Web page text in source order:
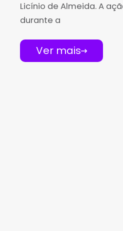
Licínio de Almeida. A
durante a
Ver mais